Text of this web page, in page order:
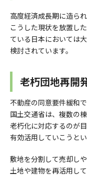
高度経済成長期に造ら
こうした現状を放置し
ている日本においては
検討されています。
老朽団地再開
不動産の同意要件緩和
国土交通省は、複数の
老朽化に対応するのが
有効活用していこうとい
敷地を分割して売却し
土地や建物を再活用し